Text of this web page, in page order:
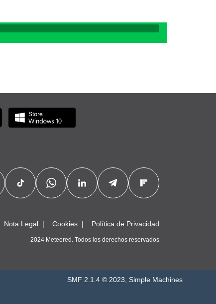
Nota Legal Cookies Política de Privacidad
2024 Meteored. Todos los derechos reservados
SMF 2.1.4 © 2023, Simple Machines